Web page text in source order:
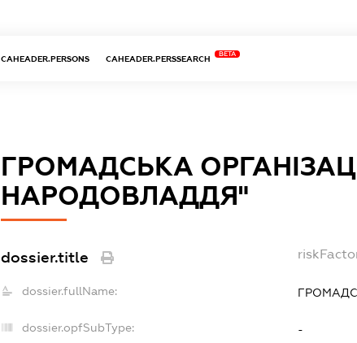
CAHEADER.PERSONS CAHEADER.PERSSEARCH
BETA
ГРОМАДСЬКА
НАРОДОВЛАДДЯ"
dossier.title
dossier.fullName:
dossier.opfSubType: -